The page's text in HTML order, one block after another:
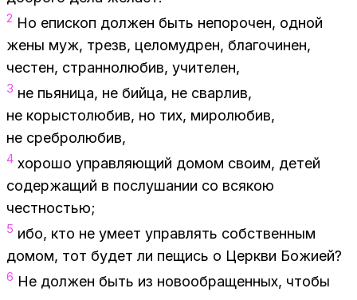
2 Но епи­скоп дол­жен быть непо­ро­чен, од­ной
жены муж, трезв, це­ло­муд­рен, бла­го­чи­нен,
че­стен, стран­но­лю­бив, учи­те­лен,
3 не пья­ни­ца, не бий­ца, не свар­лив,
не ко­ры­сто­лю­бив, но тих, ми­ро­лю­бив,
не среб­ро­лю­бив,
4 хо­ро­шо управ­ля­ю­щий до­мом сво­им, де­тей
со­дер­жа­щий в по­слу­ша­нии со вся­кою
чест­но­стью;
5 ибо, кто не уме­ет управ­лять соб­ствен­ным
до­мом, тот бу­дет ли пе­щись о Церк­ви Бо­жи­ей?
6 Не дол­жен быть из но­во­об­ра­щен­ных, что­бы